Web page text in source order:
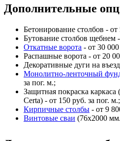
Дополнительные
Бетонирование столбов - от
Бутование столбов щебнем
Откатные ворота - от 30
Распашные ворота - от 20
Декоративные дуги на
Монолитно-ленточный
за пог. м.;
Защитная покраска
Certa) - от 150 руб. за пог. м.;
Кирпичные столбы - от 9
Винтовые сваи (76x2000